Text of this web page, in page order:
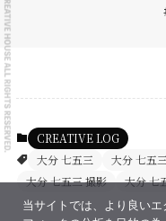
CREATIVE LOG
大分 七五三
大分 七五
大分 七五三 撮影
大分 七
当サイトでは、より良い